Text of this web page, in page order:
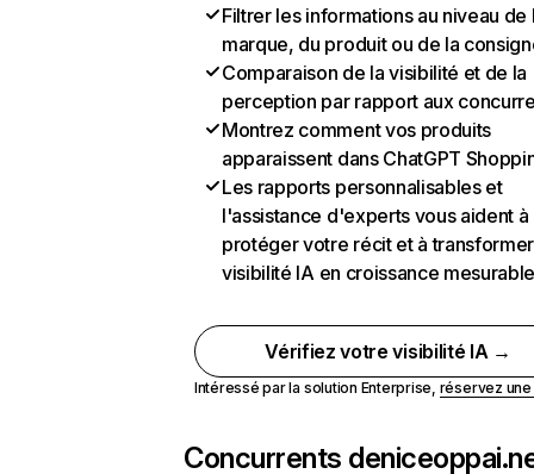
Filtrer les informations au niveau de
marque, du produit ou de la
Comparaison de la visibilité et de la
perception par rapport aux
Montrez comment vos produits
apparaissent dans ChatGPT
Les rapports personnalisables et
l'assistance d'experts vous aident à
protéger votre récit et à
visibilité IA en croissance
Vérifiez votre visibilité IA →
Intéressé par la solution Enterprise, réservez
Concurrents de